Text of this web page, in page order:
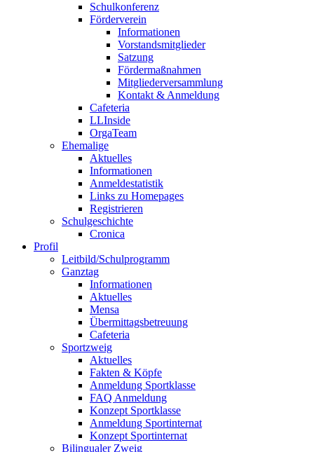
Schulkonferenz
Förderverein
Informationen
Vorstandsmitglieder
Satzung
Fördermaßnahmen
Mitgliederversammlung
Kontakt & Anmeldung
Cafeteria
LLInside
OrgaTeam
Ehemalige
Aktuelles
Informationen
Anmeldestatistik
Links zu Homepages
Registrieren
Schulgeschichte
Cronica
Profil
Leitbild/Schulprogramm
Ganztag
Informationen
Aktuelles
Mensa
Übermittagsbetreuung
Cafeteria
Sportzweig
Aktuelles
Fakten & Köpfe
Anmeldung Sportklasse
FAQ Anmeldung
Konzept Sportklasse
Anmeldung Sportinternat
Konzept Sportinternat
Bilingualer Zweig